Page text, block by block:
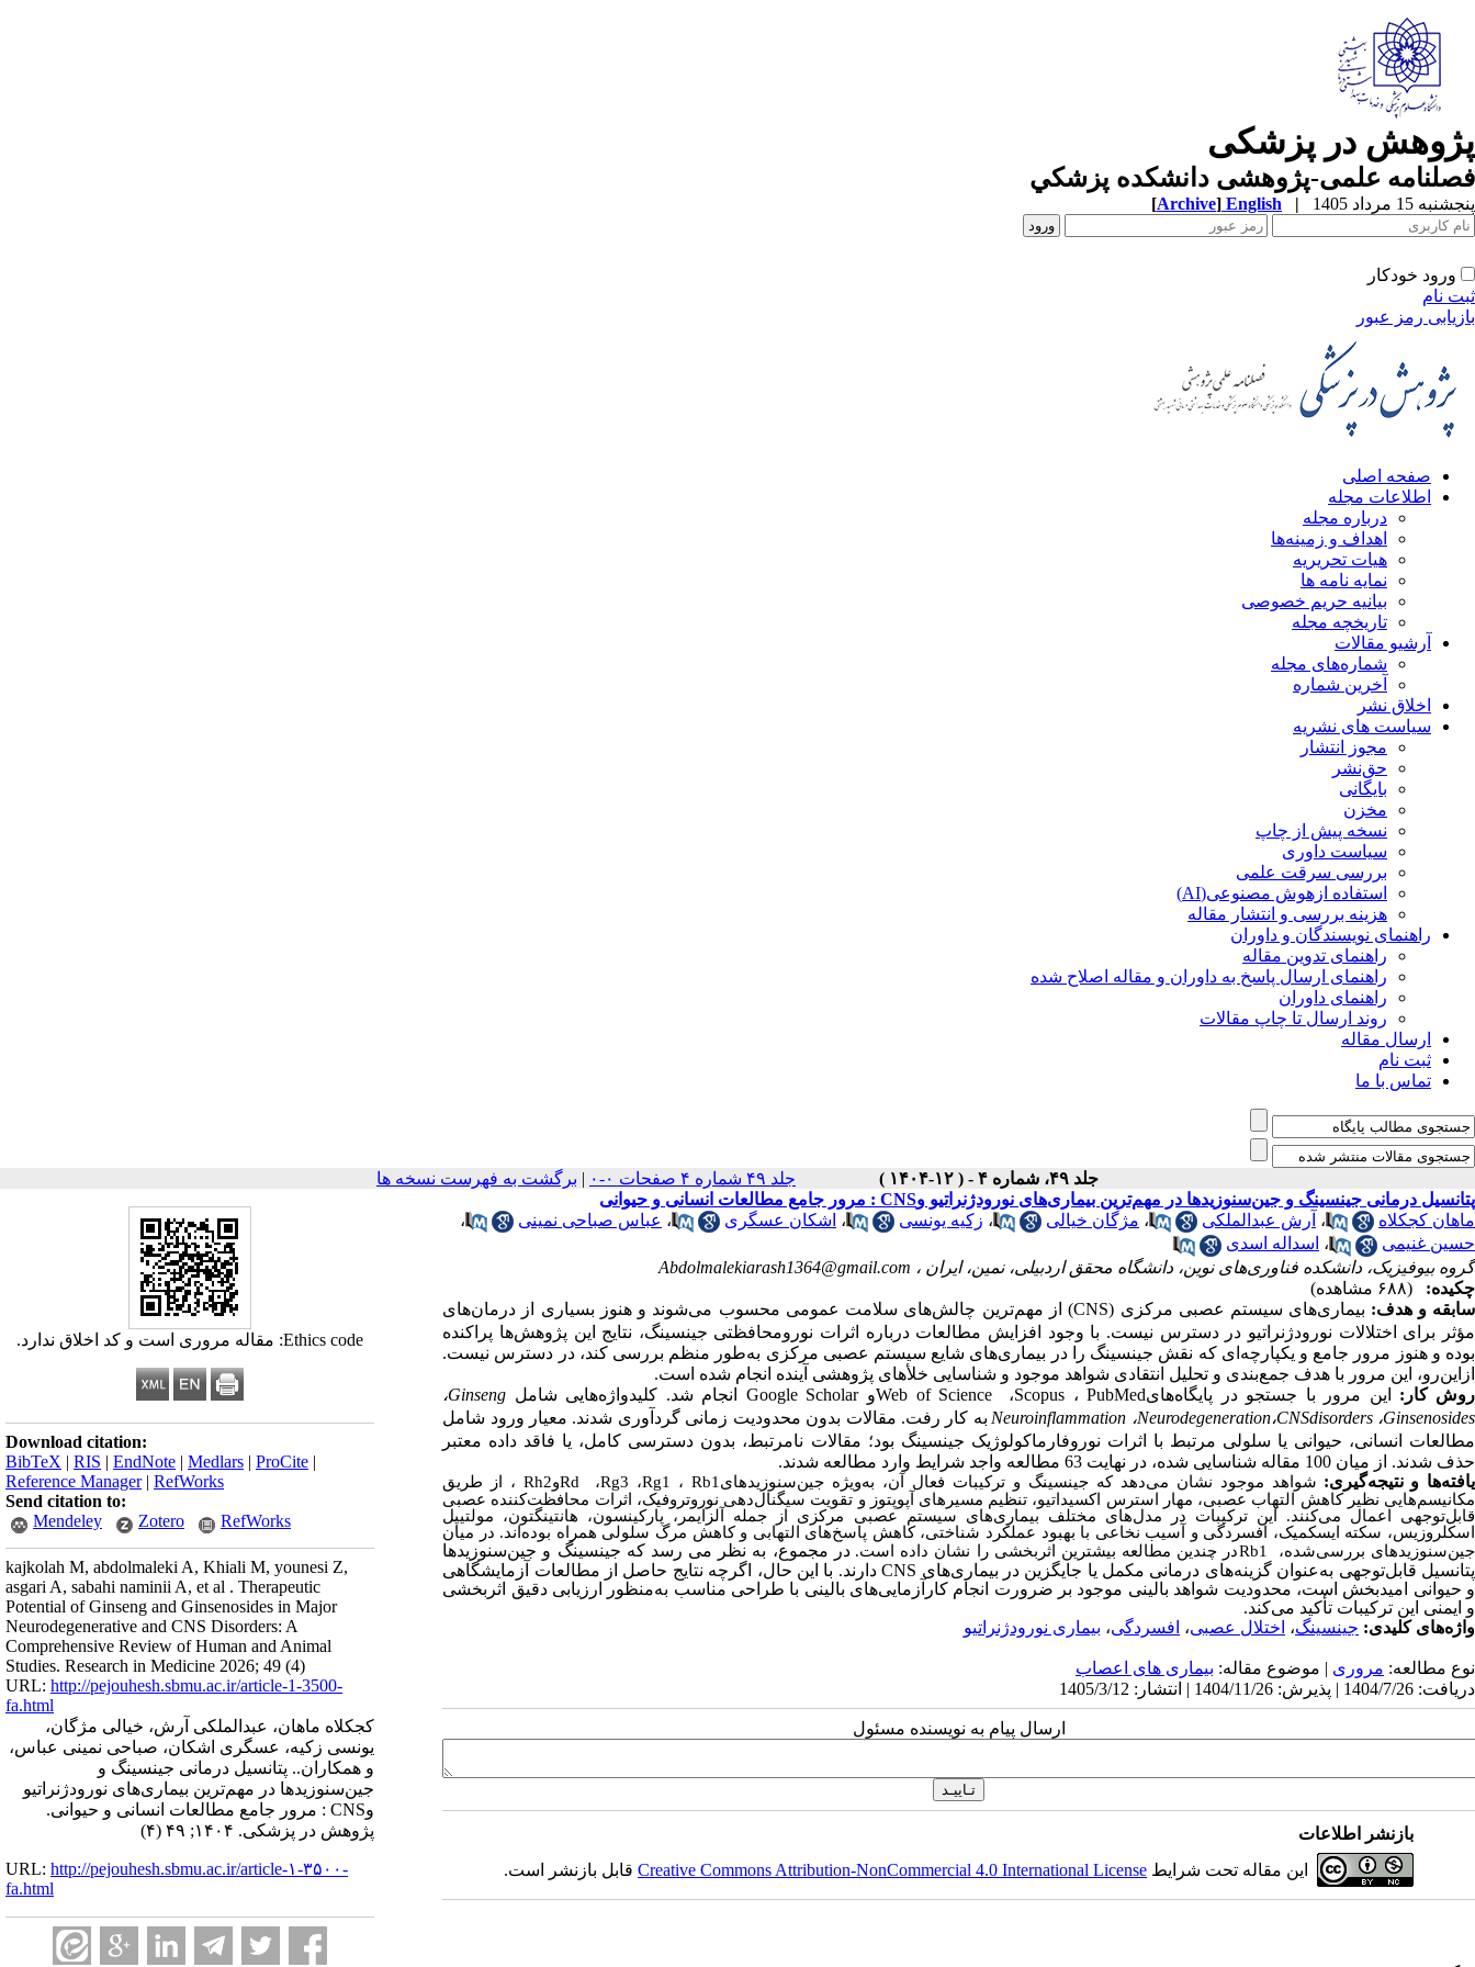
پژوهش در پزشکی
فصلنامه علمی-پژوهشی دانشکده پزشکي
پنجشنبه 15 مرداد 1405 |
English
[Archive]
ورود خودکار
ثبت نام
بازیابی رمز عبور
صفحه اصلی
اطلاعات مجله
درباره مجله
اهداف و زمینه‌ها
هیات تحریریه
نمایه نامه ها
بیانیه حریم خصوصی
تاریخچه مجله
آرشیو مقالات
شماره‌های مجله
آخرین شماره
اخلاق نشر
سیاست های نشریه
مجوز انتشار
حق‌نشر
بایگانی
مخزن
نسخه پیش از چاپ
سیاست داوری
بررسی سرقت علمی
استفاده ازهوش مصنوعی(AI)
هزینه بررسی و انتشار مقاله
راهنمای نویسندگان و داوران
راهنمای تدوین مقاله
راهنمای ارسال پاسخ به داوران و مقاله اصلاح شده
راهنمای داوران
روند ارسال تا چاپ مقالات
ارسال مقاله
ثبت نام
تماس با ما
جلد ۴۹، شماره ۴ - ( ۱۲-۱۴۰۴ ) جلد ۴۹ شماره ۴ صفحات ۰-۰ | برگشت به فهرست نسخه ها
Ethics code: مقاله مروری است و کد اخلاق ندارد.
Download citation:
BibTeX | RIS | EndNote | Medlars | ProCite |
Reference Manager| RefWorks
Send citation to:
Mendeley
Zotero RefWorks
kajkolah M, abdolmaleki A, Khiali M, younesi Z,
asgari A, sabahi naminii A, et al . Therapeutic
Potential of Ginseng and Ginsenosides in Major
Neurodegenerative and CNS Disorders: A
Comprehensive Review of Human and Animal
Studies. Research in Medicine 2026; 49 (4)
URL: http://pejouhesh.sbmu.ac.ir/article-1-3500-
fa.html
کجکلاه ماهان، عبدالملکی آرش، خیالی مژگان،
یونسی زکیه، عسگری اشکان، صباحی نمینی عباس،
و همکاران.. پتانسیل درمانی جینسینگ و
جین‌سنوزیدها در مهم‌ترین بیماری‌های نورودژنراتیو
وCNS : مرور جامع مطالعات انسانی و حیوانی.
پژوهش در پزشکی. ۱۴۰۴; ۴۹ (۴)
URL: http://pejouhesh.sbmu.ac.ir/article-۱-۳۵۰۰-
fa.html
پتانسیل درمانی جینسینگ و جین‌سنوزیدها در مهم‌ترین بیماری‌های نورودژنراتیو وCNS : مرور جامع مطالعات انسانی و حیوانی
ماهان کجکلاه
، آرش عبدالملکی ، مژگان خیالی ، زکیه یونسی ، اشکان عسگری ، عباس صباحی نمینی
،
حسین غنیمی
، اسداله اسدی
گروه بیوفیزیک، دانشکده فناوری‌های نوین، دانشگاه محقق اردبیلی، نمین، ایران ، Abdolmalekiarash1364@gmail.com
چکیده:
(۶۸۸ مشاهده)
سابقه و هدف: بیماری‌های سیستم عصبی مرکزی (CNS) از مهم‌ترین چالش‌های سلامت عمومی محسوب می‌شوند و هنوز بسیاری از درمان‌های
مؤثر برای اختلالات نورودژنراتیو در دسترس نیست. با وجود افزایش مطالعات درباره اثرات نورومحافظتی جینسینگ، نتایج این پژوهش‌ها پراکنده
بوده و هنوز مرور جامع و یکپارچه‌ای که نقش جینسینگ را در بیماری‌های شایع سیستم عصبی مرکزی به‌طور منظم بررسی کند، در دسترس نیست.
ازاین‌رو، این مرور با هدف جمع‌بندی و تحلیل انتقادی شواهد موجود و شناسایی خلأهای پژوهشی آینده انجام شده است.
روش کار : این مرور با جستجو در پایگاه‌هایPubMed ، Scopus، Web of Scienceو Google Scholar انجام شد. کلیدواژه‌هایی شامل Ginseng،
Ginsenosides،CNSdisorders،Neurodegeneration، Neuroinflammation به کار رفت. مقالات بدون محدودیت زمانی گردآوری شدند. معیار ورود شامل
مطالعات انسانی، حیوانی یا سلولی مرتبط با اثرات نوروفارماکولوژیک جینسینگ بود؛ مقالات نامرتبط، بدون دسترسی کامل، یا فاقد داده معتبر
حذف شدند. از میان 100 مقاله شناسایی شده، در نهایت 63 مطالعه واجد شرایط وارد مطالعه شدند.
یافته‌ها و نتیجه‌گیری: شواهد موجود نشان می‌دهد که جینسینگ و ترکیبات فعال آن، به‌ویژه جین‌سنوزیدهای Rb1 ، Rg1، Rg3، RdوRh2 ، از طریق
مکانیسم‌هایی نظیر کاهش التهاب عصبی، مهار استرس اکسیداتیو، تنظیم مسیرهای آپوپتوز و تقویت سیگنال‌دهی نوروتروفیک، اثرات محافظت‌کننده عصبی
قابل‌توجهی اعمال می‌کنند. این ترکیبات در مدل‌های مختلف بیماری‌های سیستم عصبی مرکزی از جمله آلزایمر، پارکینسون، هانتینگتون، مولتیپل
اسکلروزیس، سکته ایسکمیک، افسردگی و آسیب نخاعی با بهبود عملکرد شناختی، کاهش پاسخ‌های التهابی و کاهش مرگ سلولی همراه بوده‌اند. در میان
جین‌سنوزیدهای بررسی‌شده،
Rb1در چندین مطالعه بیشترین اثربخشی را نشان داده است. در مجموع، به نظر می رسدکه جینسینگ و جین‌سنوزیدها
پتانسیل قابل‌توجهی به‌عنوان گزینه‌های درمانی مکمل یا جایگزین در بیماری‌های CNSدارند. با این حال، اگرچه نتایج حاصل از مطالعات آزمایشگاهی
و حیوانی امیدبخش است، محدودیت شواهد بالینی موجود بر ضرورت انجام کارآزمایی‌های بالینی با طراحی مناسب به‌منظور ارزیابی دقیق اثربخشی
و ایمنی این ترکیبات تأکید می‌کند.
واژه‌های کلیدی: جینسینگ، اختلال عصبی، افسردگی، بیماری نورودژنراتیو
نوع مطالعه: مروری | موضوع مقاله: بیماری های اعصاب
دریافت: 1404/7/26 | پذیرش: 1404/11/26 | انتشار: 1405/3/12
ارسال پیام به نویسنده مسئول
بازنشر اطلاعات
این مقاله تحت شرایط Creative Commons Attribution-NonCommercial 4.0 International Licenseقابل بازنشر است.